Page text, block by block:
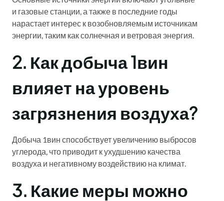
и газовые станции, а также в последние годы
нарастает интерес к возобновляемым источникам
энергии, таким как солнечная и ветровая энергия.
2. Как добыча 1вин
влияет на уровень
загрязнения воздуха?
Добыча 1вин способствует увеличению выбросов
углерода, что приводит к ухудшению качества
воздуха и негативному воздействию на климат.
3. Какие меры можно